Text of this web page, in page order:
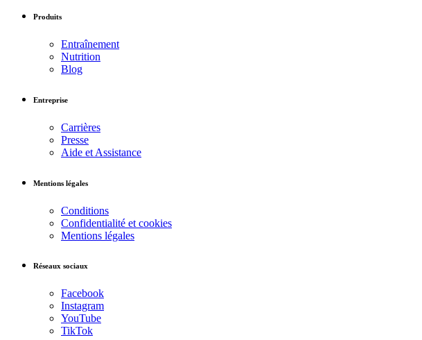
Produits
Entraînement
Nutrition
Blog
Entreprise
Carrières
Presse
Aide et Assistance
Mentions légales
Conditions
Confidentialité et cookies
Mentions légales
Réseaux sociaux
Facebook
Instagram
YouTube
TikTok